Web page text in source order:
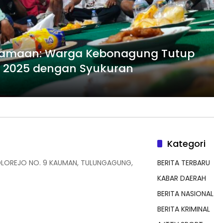
Warga Kebonagung Tutup
2025 dengan Syukuran
NO. 9 KAUMAN, TULUNGAGUNG,
Kategori
BERITA TERBARU
KABAR DAERAH
BERITA NASIONAL
BERITA KRIMINAL